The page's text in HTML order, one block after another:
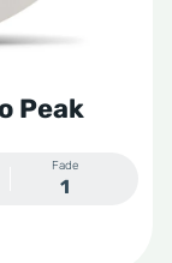
Peak
Fade
1